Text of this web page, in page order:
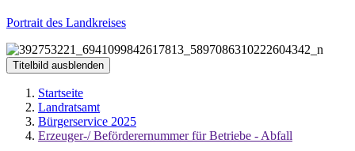
Portrait des Landkreises
Titelbild ausblenden
Startseite
Landratsamt
Bürgerservice 2025
Erzeuger-/ Beförderernummer für Betriebe - Abfall